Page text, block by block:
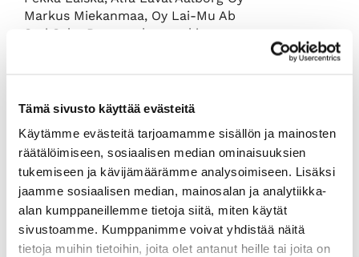
Tämä sivusto käyttää evästeitä
Käytämme evästeitä tarjoamamme sisällön ja mainosten
räätälöimiseen, sosiaalisen median ominaisuuksien
tukemiseen ja kävijämäärämme analysoimiseen. Lisäksi
jaamme sosiaalisen median, mainosalan ja analytiikka-
alan kumppaneillemme tietoja siitä, miten käytät
sivustoamme. Kumppanimme voivat yhdistää näitä
tietoja muihin tietoihin, joita olet antanut heille tai joita on
Markus Miekanmaa, Oy Lai-Mu Ab
Sari Salo, Rauman kaupunki
Daniela Tanhua, Satakunta University of Applied
Matti Vekkeli, FB Ketjutekniikka Oy
Operations Oy
COMMITTEE ON TRADE AND SERVICES
Chairmen
Matti Saustila, Eurajoen Säästöpankki, chairman
Heimo Ylitalo, Lääkärikeskus Minerva, vice-